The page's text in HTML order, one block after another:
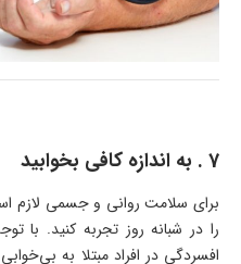
7 . به اندازه کافی بخوابید
برای سلامت روانی و جسمی لازم
را در شبانه روز تجربه کنید. با
افسردگی در افراد مبتلا به